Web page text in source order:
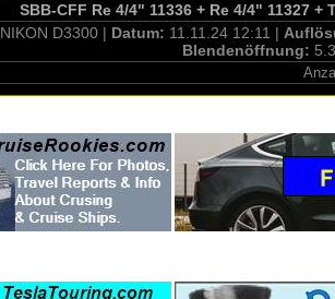
SBB-CFF Re 4/4" 11336 + Re 4/4" 11327 +
NIKON D3300 | Datum: 11.11.24 12:11 |
Blendenöffnung: